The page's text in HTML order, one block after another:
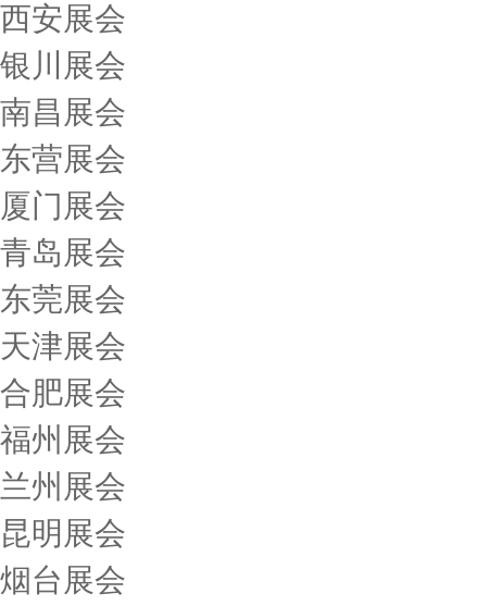
西安展会
银川展会
南昌展会
东营展会
厦门展会
青岛展会
东莞展会
天津展会
合肥展会
福州展会
兰州展会
昆明展会
烟台展会